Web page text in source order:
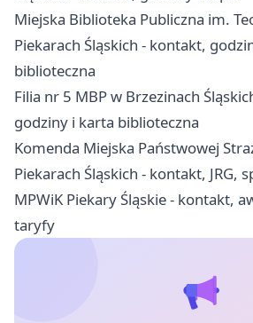
Miejska Biblioteka Publiczna im.
Piekarach Śląskich - kontakt,
biblioteczna
Filia nr 5 MBP w Brzezinach
godziny i karta biblioteczna
Komenda Miejska Państwowej
Piekarach Śląskich - kontakt, JRG,
MPWiK Piekary Śląskie - kontakt,
taryfy